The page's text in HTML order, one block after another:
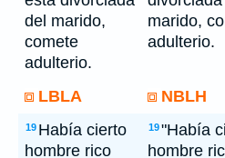
del marido,
comete
adulterio.
marido,
adulterio.
LBLA
NBLH
19 Había cierto
hombre rico
19"Había
hombre